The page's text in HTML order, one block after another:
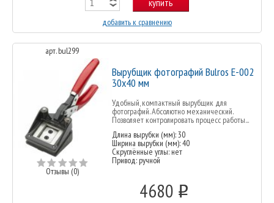
добавить к сравнению
арт. bul299
Отзывы (0)
Вырубщик фотографий Bulros Е-002
30х40 мм
Удобный, компактный вырубщик для
фотографий. Абсолютно механический.
Позволяет контролировать процесс работы...
Длина вырубки (мм): 30
Ширина вырубки (мм): 40
Скруглённые углы: нет
Привод: ручной
4680 o